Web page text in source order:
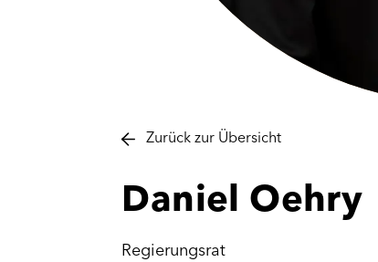
Zurück zur Übersicht
Daniel Oehry
Regierungsrat